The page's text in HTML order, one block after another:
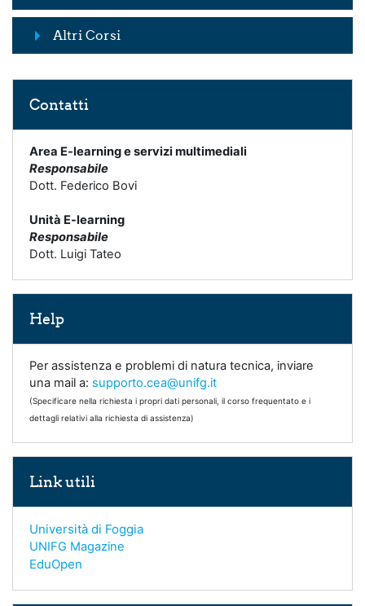
Altri Corsi
Contatti
Area E-learning e servizi multimediali
Responsabile
Dott. Federico Bovi
Unità E-learning
Responsabile
Dott. Luigi Tateo
Help
Per assistenza e problemi di natura tecnica, inviare
una mail a: supporto.cea@unifg.it
(Specificare nella richiesta i propri dati personali, il corso frequentato e i
dettagli relativi alla richiesta di assistenza)
Link utili
Università di Foggia
UNIFG Magazine
EduOpen